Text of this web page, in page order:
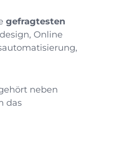
gefragtesten
Online
neben
das